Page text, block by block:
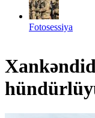
Fotosessiya